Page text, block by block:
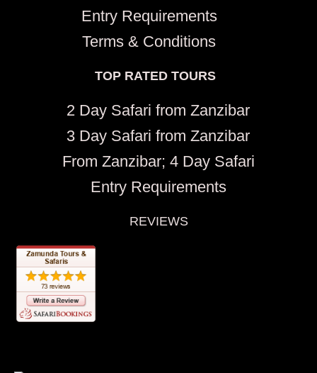
Entry Requirements
Terms & Conditions
TOP RATED TOURS
2 Day Safari from Zanzibar
3 Day Safari from Zanzibar
From Zanzibar; 4 Day Safari
Entry Requirements
REVIEWS